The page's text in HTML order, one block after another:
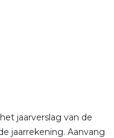
jaarverslag van de
jaarrekening. Aanvang